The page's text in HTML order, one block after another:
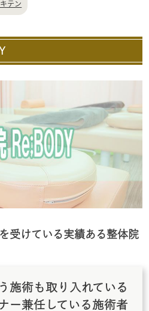
テン
受けている実績ある整体院
施術も取り入れている
ー兼任している施術者